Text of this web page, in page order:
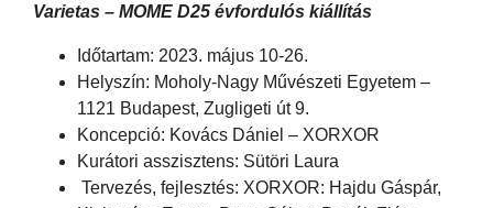
Varietas – MOME D25 évfordulós kiállítás
Időtartam: 2023. május 10-26.
Helyszín: Moholy-Nagy Művészeti Egyetem –
1121 Budapest, Zugligeti út 9.
Koncepció: Kovács Dániel – XORXOR
Kurátori asszisztens: Sütöri Laura
Tervezés, fejlesztés: XORXOR: Hajdu Gáspár,